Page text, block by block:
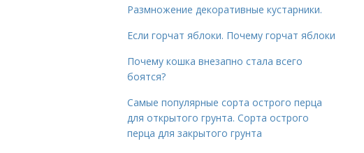
Размножение декоративные кустарники.
Если горчат яблоки. Почему горчат яблоки
Почему кошка внезапно стала всего
боятся?
Самые популярные сорта острого перца
для открытого грунта. Сорта острого
перца для закрытого грунта